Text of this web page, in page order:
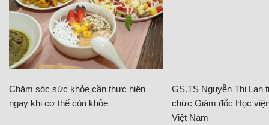
Chăm sóc sức khỏe cần thực hiện
ngay khi cơ thể còn khỏe
GS.TS Nguyễn Thị Lan
chức Giám đốc Học
Việt Nam